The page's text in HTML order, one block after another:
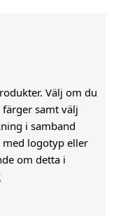
Välj om du
samt välj
i samband
med logotyp eller
om detta i